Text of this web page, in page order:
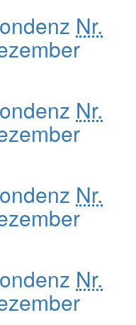
Nr.
Nr.
Nr.
Nr.